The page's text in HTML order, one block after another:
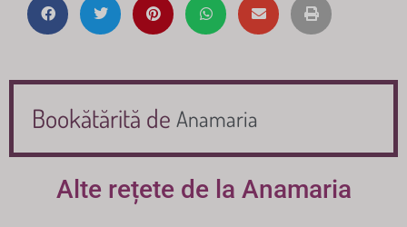
Bookătărită de Anamaria
Alte rețete de la Anamaria